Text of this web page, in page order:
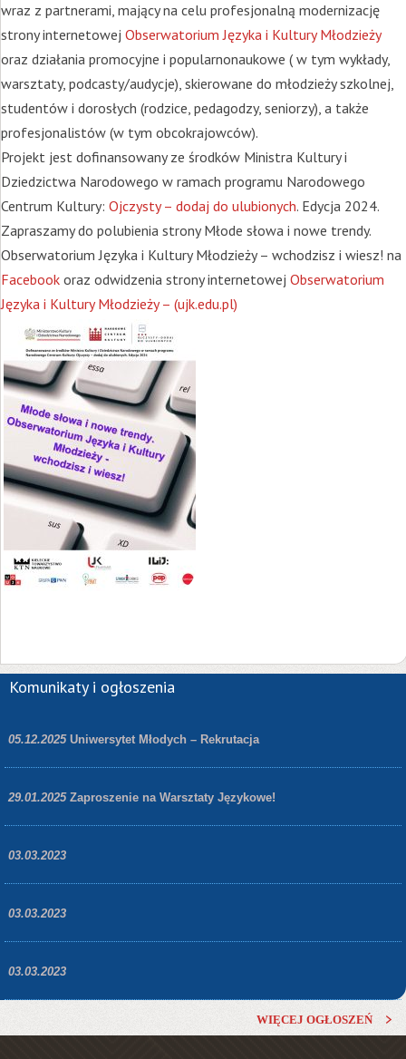
wraz z partnerami, mający na celu profesjonalną modernizację
strony internetowej Obserwatorium Języka i Kultury Młodzieży
oraz działania promocyjne i popularnonaukowe ( w tym wykłady,
warsztaty, podcasty/audycje), skierowane do młodzieży szkolnej,
studentów i dorosłych (rodzice, pedagodzy, seniorzy), a także
profesjonalistów (w tym obcokrajowców).
Projekt jest dofinansowany ze środków Ministra Kultury i
Dziedzictwa Narodowego w ramach programu Narodowego
Centrum Kultury: Ojczysty – dodaj do ulubionych. Edycja 2024.
Zapraszamy do polubienia strony Młode słowa i nowe trendy.
Obserwatorium Języka i Kultury Młodzieży – wchodzisz i wiesz! na
Facebook oraz odwidzenia strony internetowej Obserwatorium
Języka i Kultury Młodzieży – (ujk.edu.pl)
Komunikaty i ogłoszenia
05.12.2025 Uniwersytet Młodych – Rekrutacja
29.01.2025 Zaproszenie na Warsztaty Językowe!
03.03.2023
03.03.2023
03.03.2023
WIĘCEJ OGŁOSZEŃ